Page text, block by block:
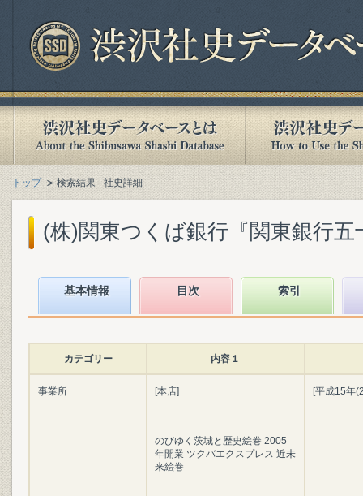
トップ 検索結果 - 社史詳細
(株)関東つくば銀行『関東銀行五
基本情報 目次 索引
カテゴリー 内容１
事業所 [本店] [平成15年
のびゆく茨城と歴史絵巻 2005
年開業 ツクバエクスプレス 近未
来絵巻